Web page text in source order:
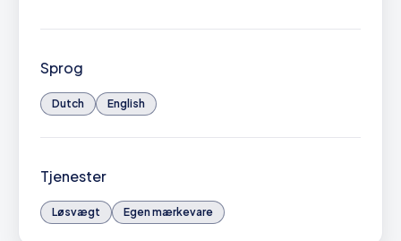
Sprog
Dutch English
Tjenester
Løsvægt Egen mærkevare